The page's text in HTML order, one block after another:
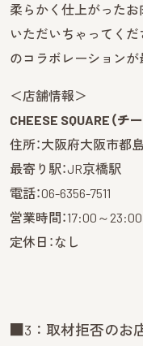
柔らかく仕上がったお
いただいちゃってく
のコラボレーションが
＜店舗情報＞
CHEESE SQUARE（チ
住所：大阪府大阪市都
最寄り駅：JR京橋駅
電話：06-6356-7511
営業時間：17:00～23:00
定休日：なし
■3：取材拒否のお